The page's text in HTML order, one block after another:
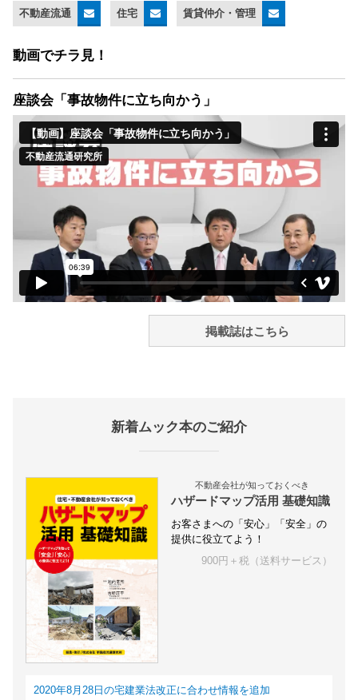
不動産流通 住宅 賃貸仲介・管理
動画でチラ見！
座談会「事故物件に立ち向かう」
掲載誌はこちら
新着ムック本のご紹介
不動産会社が知っておくべき
ハザードマップ活用 基礎知識
お客さまへの「安心」「安全」の
提供に役立てよう！
900円＋税（送料サービス）
2020年8月28日の宅建業法改正に合わせ情報を追加